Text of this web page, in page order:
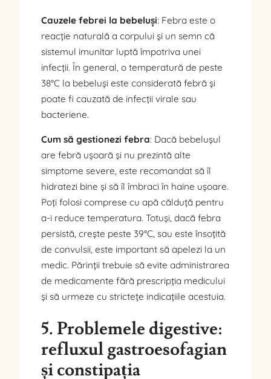
Cauzele febrei la bebeluși: Febra este o
reacție naturală a corpului și un semn că
sistemul imunitar luptă împotriva unei
infecții. În general, o temperatură de peste
38°C la bebeluși este considerată febră și
poate fi cauzată de infecții virale sau
bacteriene.
Cum să gestionezi febra: Dacă bebelușul
are febră ușoară și nu prezintă alte
simptome severe, este recomandat să îl
hidratezi bine și să îl îmbraci în haine ușoare.
Poți folosi comprese cu apă călduță pentru
a-i reduce temperatura. Totuși, dacă febra
persistă, crește peste 39°C, sau este însoțită
de convulsii, este important să apelezi la un
medic. Părinții trebuie să evite administrarea
de medicamente fără prescripția medicului
și să urmeze cu strictețe indicațiile acestuia.
5. Problemele digestive:
refluxul gastroesofagian
și constipația